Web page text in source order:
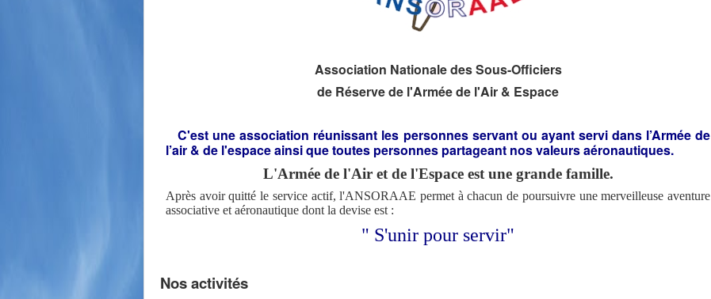
Association Nationale des Sous-Officiers
de Réserve de l'Armée de l'Air & Espace
C'est une association réunissant les personnes servant ou ayant servi dans l’Armée de
l’air & de l'espace ainsi que toutes personnes partageant nos valeurs aéronautiques.
L'Armée de l'Air et de l'Espace est une grande famille.
Après avoir quitté le service actif, l'ANSORAAE permet à chacun de poursuivre une merveilleuse aventure
associative et aéronautique dont la devise est :
" S'unir pour servir"
Nos activités